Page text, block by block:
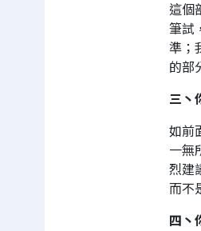
這個
筆試
準；
的部
三丶
如前
一無
烈建
而不
四丶